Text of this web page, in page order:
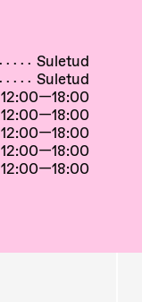
Suletud
Suletud
12:00—18:00
12:00—18:00
12:00—18:00
12:00—18:00
12:00—18:00